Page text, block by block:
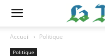
Accueil Politique
Politique